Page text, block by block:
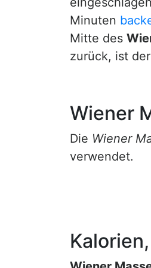
Minuten
Mitte des
zurück, ist
Wiener
Die Wiener
verwendet.